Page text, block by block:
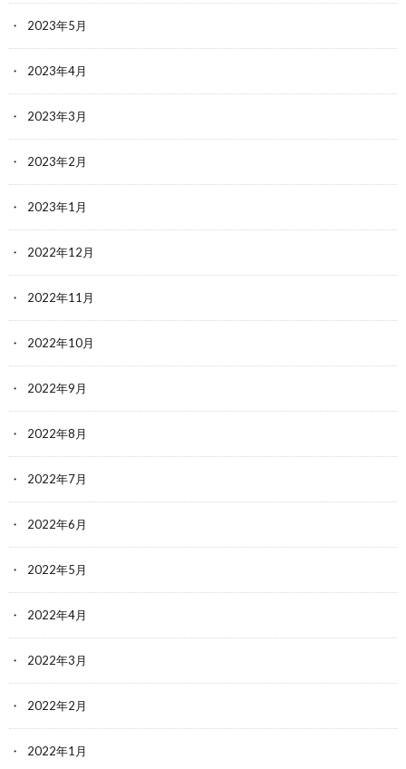
2023年5月
2023年4月
2023年3月
2023年2月
2023年1月
2022年12月
2022年11月
2022年10月
2022年9月
2022年8月
2022年7月
2022年6月
2022年5月
2022年4月
2022年3月
2022年2月
2022年1月